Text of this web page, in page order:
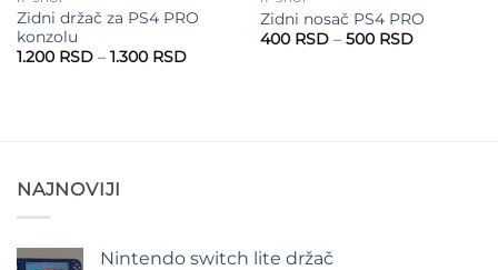
Zidni držač za PS4 PRO
konzolu
1.200 RSD – 1.300 RSDRaspon
Zidni nosač PS4 PRO
400 RSD – 500 RSDRaspon
NAJNOVIJI
Nintendo switch lite držač